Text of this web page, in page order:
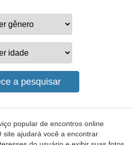
popular de encontros online
site ajudará você a encontrar